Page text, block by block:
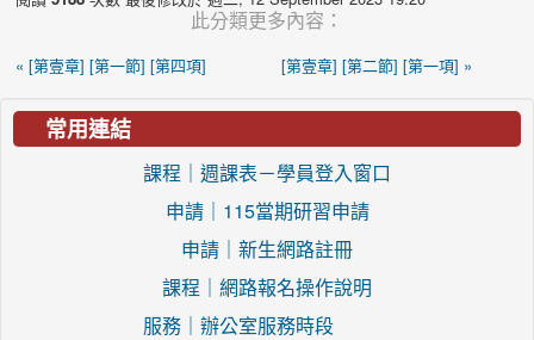
此分類更多內容：
« [第壹章] [第一節] [第四項] [第壹章] [第二節] [第一項] »
常用連結
課程｜週課表－學員登入窗口
申請｜115當期研習申請
申請｜新生網路註冊
課程｜網路報名操作說明
服務｜辦公室服務時段